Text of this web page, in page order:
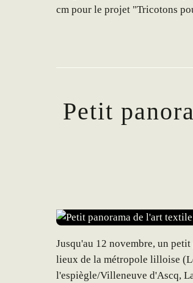
cm pour le projet "Tricotons
Petit
Jusqu'au 12 novembre, un
lieux de la métropole lilloise
l'espiègle/Villeneuve d'Ascq,